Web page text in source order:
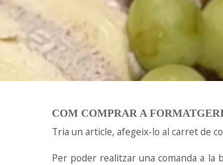
COM COMPRAR A
Tria un article, afegeix-lo al carret de
Per poder realitzar una comanda a la